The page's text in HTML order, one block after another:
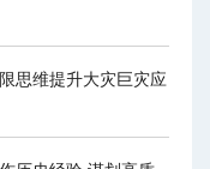
思维提升大灾巨灾应